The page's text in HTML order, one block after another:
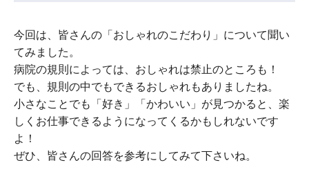
今回は、皆さんの「おしゃれのこだわり」について聞い
てみました。
病院の規則によっては、おしゃれは禁止のところも！
でも、規則の中でもできるおしゃれもありましたね。
小さなことでも「好き」「かわいい」が見つかると、楽
しくお仕事できるようになってくるかもしれないです
よ！
ぜひ、皆さんの回答を参考にしてみて下さいね。